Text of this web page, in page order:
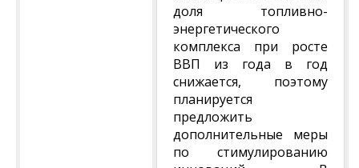
доля топливно-
энергетического
комплекса при росте
ВВП из года в год
снижается, поэтому
планируется
предложить
дополнительные меры
по стимулированию